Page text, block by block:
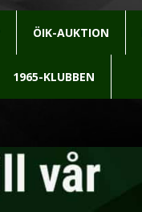
ÖIK-AUKTION
1965-KLUBBEN